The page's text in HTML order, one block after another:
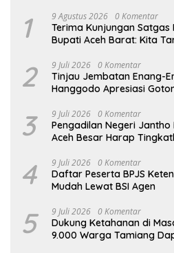
1 9 Agustus 2026 0 Komentar
Terima Kunjungan Satgas
Bupati Aceh Barat: Kita
2 9 Juli 2026 0 Komentar
Tinjau Jembatan Enang-
Hanggodo Apresiasi
3 9 Juli 2026 0 Komentar
Pengadilan Negeri Jantho
Aceh Besar Harap
4 9 Juli 2026 0 Komentar
Daftar Peserta BPJS
Mudah Lewat BSI Agen
5 9 Juli 2026 0 Komentar
Dukung Ketahanan di
9.000 Warga Tamiang